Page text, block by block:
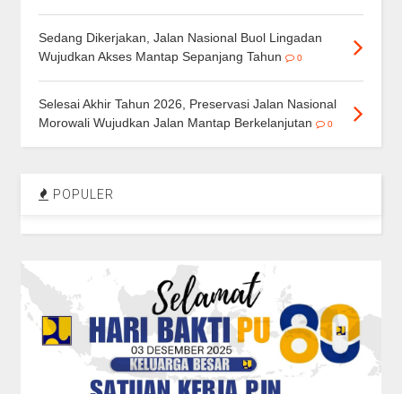
Sedang Dikerjakan, Jalan Nasional Buol Lingadan
Wujudkan Akses Mantap Sepanjang Tahun
0
Selesai Akhir Tahun 2026, Preservasi Jalan Nasional
Morowali Wujudkan Jalan Mantap Berkelanjutan
0
POPULER